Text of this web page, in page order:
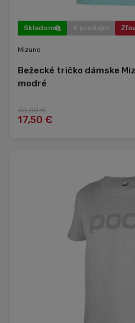
Skladom V predajni
Mizuno
Bežecké tričko dámske
modré
35,00 €
17,50 €